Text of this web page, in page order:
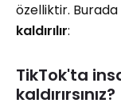
özelliktir. Burada
kaldırılır:
TikTok'ta
kaldırırsınız?